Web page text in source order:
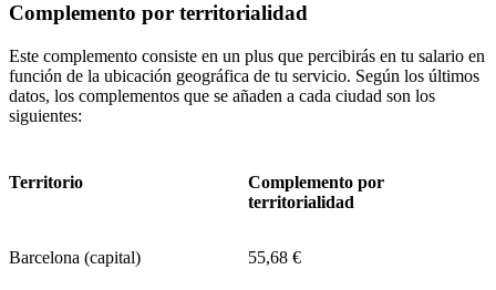
Complemento por territorialidad
Este complemento consiste en un plus que percibirás en tu salario en
función de la ubicación geográfica de tu servicio. Según los últimos
datos, los complementos que se añaden a cada ciudad son los
siguientes:
Territorio
Complemento por
territorialidad
Barcelona (capital) 55,68 €